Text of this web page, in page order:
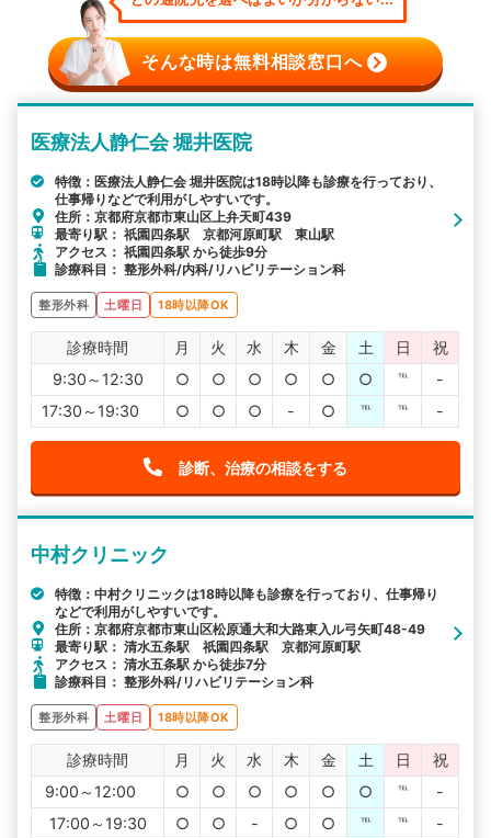
そんな時は無料相談窓口へ
医療法人静仁会 堀井医院
特徴：医療法人静仁会 堀井医院は18時以降も診療を行っており、
仕事帰りなどで利用がしやすいです。
住所：京都府京都市東山区上弁天町439
最寄り駅： 祇園四条駅 京都河原町駅 東山駅
アクセス： 祇園四条駅 から徒歩9分
診療科目： 整形外科/内科/リハビリテーション科
整形外科 土曜日 18時以降OK
診療時間 月 火 水 木 金 土 日
祝
9:30～12:30
○ ○ ○ ○ ○ ○ ℡
-
17:30～19:30
○ ○ ○ - ○ ℡ ℡ -
診断、治療の相談をする
中村クリニック
特徴：中村クリニックは18時以降も診療を行っており、仕事帰り
などで利用がしやすいです。
住所：京都府京都市東山区松原通大和大路東入ル弓矢町48-49
最寄り駅： 清水五条駅 祇園四条駅 京都河原町駅
アクセス： 清水五条駅 から徒歩7分
診療科目： 整形外科/リハビリテーション科
整形外科 土曜日 18時以降OK
診療時間 月 火 水 木 金 土 日
祝
9:00～12:00
○ ○ ○ ○ ○ ○ ℡
-
17:00～19:30
○ ○ - ○ ○ ℡ ℡ -